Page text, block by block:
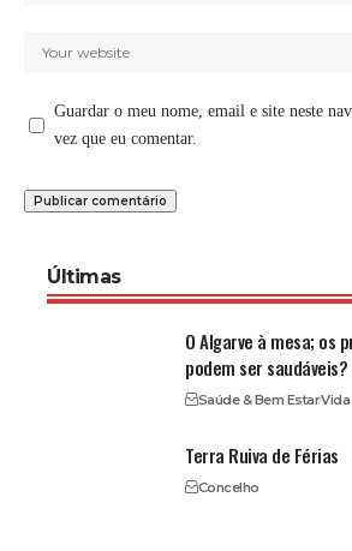
Guardar o meu nome, email e site neste
vez que eu comentar.
Últimas
O Algarve à mesa; os
podem ser saudáveis?
Saúde & Bem EstarVida
Terra Ruiva de Férias
Concelho